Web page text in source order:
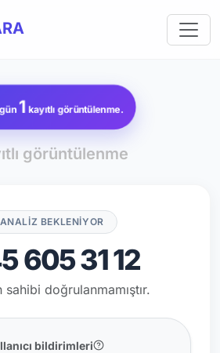
1 kayıtlı görüntülenme.
görüntülenme
ANALİZ BEKLENİYOR
605 31 12
sahibi doğrulanmamıştır.
bildirimleri